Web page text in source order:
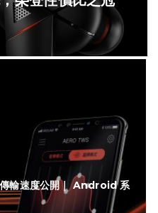
輸速度公開｜ Android 系